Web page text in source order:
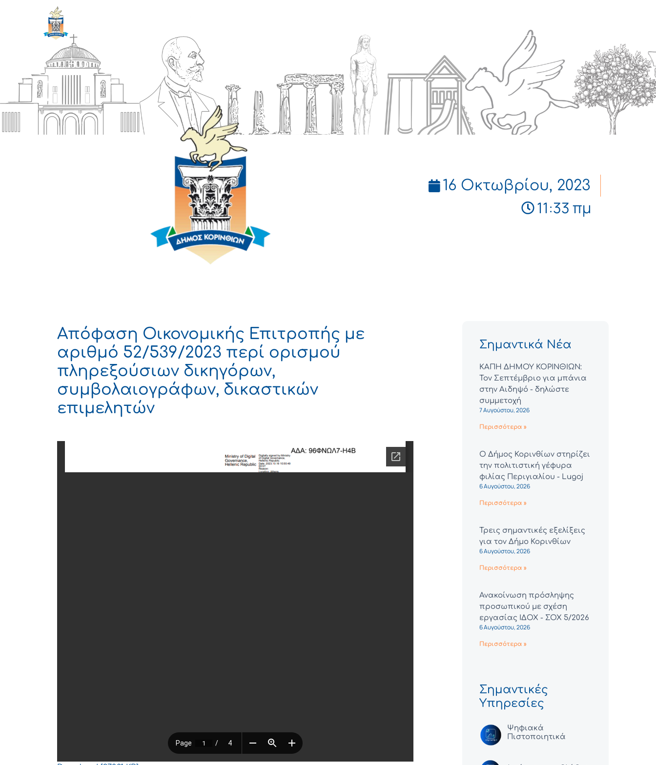
16 Οκτωβρίου, 2023
11:33 πμ
Απόφαση Οικονομικής Επιτροπής με
αριθμό 52/539/2023 περί ορισμού
πληρεξούσιων δικηγόρων,
συμβολαιογράφων, δικαστικών
επιμελητών
Σημαντικά Νέα
ΚΑΠΗ ΔΗΜΟΥ ΚΟΡΙΝΘΙΩΝ:
Τον Σεπτέμβριο για μπάνια
στην Αιδηψό - δηλώστε
συμμετοχή
7 Αυγούστου, 2026
Περισσότερα »
Ο Δήμος Κορινθίων στηρίζει
την πολιτιστική γέφυρα
φιλίας Περιγιαλίου - Lugoj
6 Αυγούστου, 2026
Περισσότερα »
Τρεις σημαντικές εξελίξεις
για τον Δήμο Κορινθίων
6 Αυγούστου, 2026
Περισσότερα »
Ανακοίνωση πρόσληψης
προσωπικού με σχέση
εργασίας ΙΔΟΧ - ΣΟΧ 5/2026
6 Αυγούστου, 2026
Περισσότερα »
Σημαντικές
Υπηρεσίες
Ψηφιακά
Πιστοποιητικά